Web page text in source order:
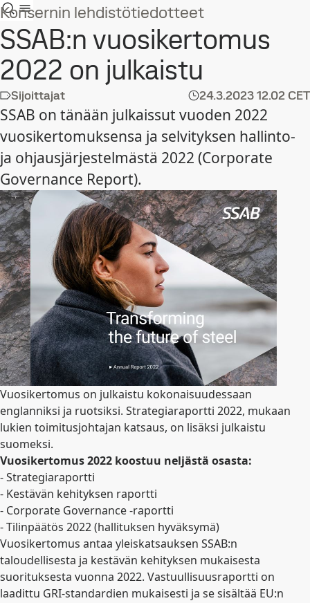
Konsernin lehdistötiedotteet
SSAB:n vuosikertomus
2022 on julkaistu
Sijoittajat 24.3.202312.02 CET
SSAB on tänään julkaissut vuoden 2022
vuosikertomuksensa ja selvityksen hallinto-
ja ohjausjärjestelmästä 2022 (Corporate
Governance Report).
Vuosikertomus on julkaistu kokonaisuudessaan
englanniksi ja ruotsiksi. Strategiaraportti 2022, mukaan
lukien toimitusjohtajan katsaus, on lisäksi julkaistu
suomeksi.
Vuosikertomus 2022 koostuu neljästä osasta:
- Strategiaraportti
- Kestävän kehityksen raportti
- Corporate Governance -raportti
- Tilinpäätös 2022 (hallituksen hyväksymä)
Vuosikertomus antaa yleiskatsauksen SSAB:n
taloudellisesta ja kestävän kehityksen mukaisesta
suorituksesta vuonna 2022. Vastuullisuusraportti on
laadittu GRI-standardien mukaisesti ja se sisältää EU:n